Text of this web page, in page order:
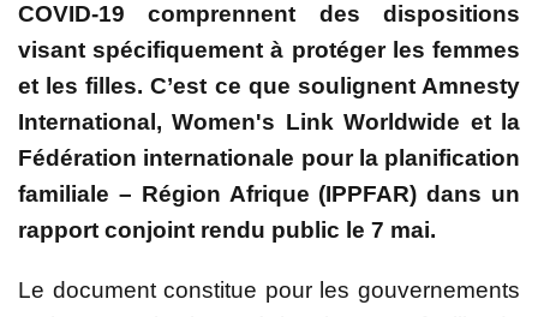
COVID-19 comprennent des dispositions
visant spécifiquement à protéger les femmes
et les filles. C’est ce que soulignent Amnesty
International, Women's Link Worldwide et la
Fédération internationale pour la planification
familiale – Région Afrique (IPPFAR) dans un
rapport conjoint rendu public le 7 mai.
Le document constitue pour les gouvernements